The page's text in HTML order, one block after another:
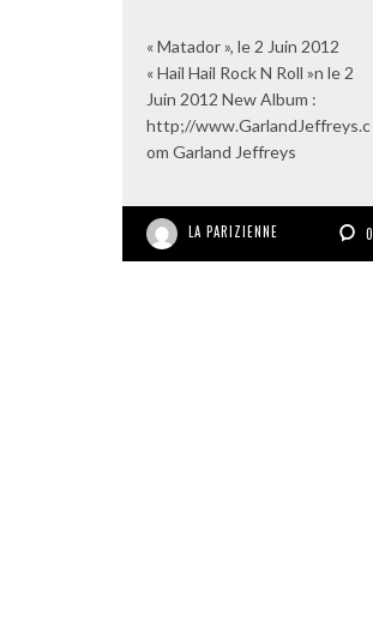
« Matador », le 2 Juin 2012
« Hail Hail Rock N Roll »n le 2
Juin 2012 New Album :
http;//www.GarlandJeffreys.c
om Garland Jeffreys
LA PARIZIENNE 0